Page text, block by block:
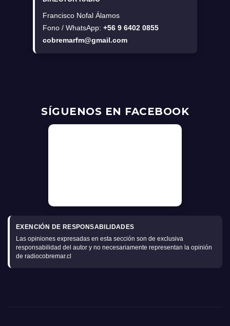
Francisco Nofal Álamos
Fono / WhatsApp: +56 9 6402 0855
cobremarfm@gmail.com
SÍGUENOS EN FACEBOOK
EXENCIÓN DE RESPONSABILIDADES
Las opiniones expresadas en esta sección son de exclusiva
responsabilidad del autor y no necesariamente representan la opinión
de radiocobremar.cl